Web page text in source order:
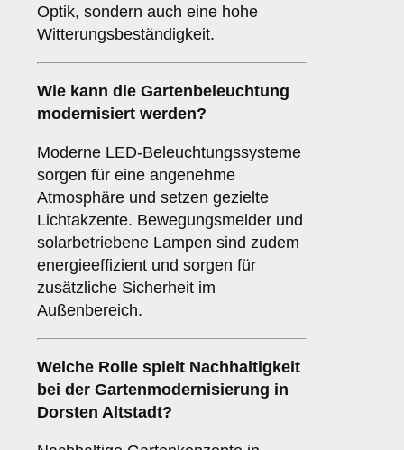
Optik, sondern auch eine hohe
Witterungsbeständigkeit.
Wie kann die Gartenbeleuchtung
modernisiert werden?
Moderne LED-Beleuchtungssysteme
sorgen für eine angenehme
Atmosphäre und setzen gezielte
Lichtakzente. Bewegungsmelder und
solarbetriebene Lampen sind zudem
energieeffizient und sorgen für
zusätzliche Sicherheit im
Außenbereich.
Welche Rolle spielt Nachhaltigkeit
bei der Gartenmodernisierung in
Dorsten Altstadt?